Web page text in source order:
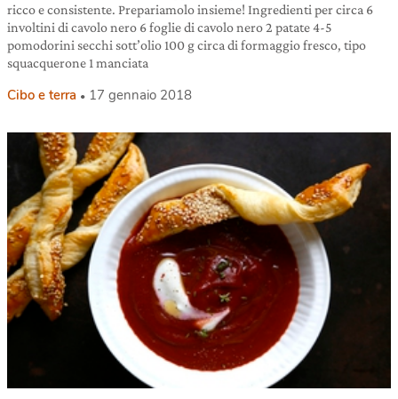
ricco e consistente. Prepariamolo insieme! Ingredienti per circa 6
involtini di cavolo nero 6 foglie di cavolo nero 2 patate 4-5
pomodorini secchi sott’olio 100 g circa di formaggio fresco, tipo
squacquerone 1 manciata
Cibo e terra 17 gennaio 2018